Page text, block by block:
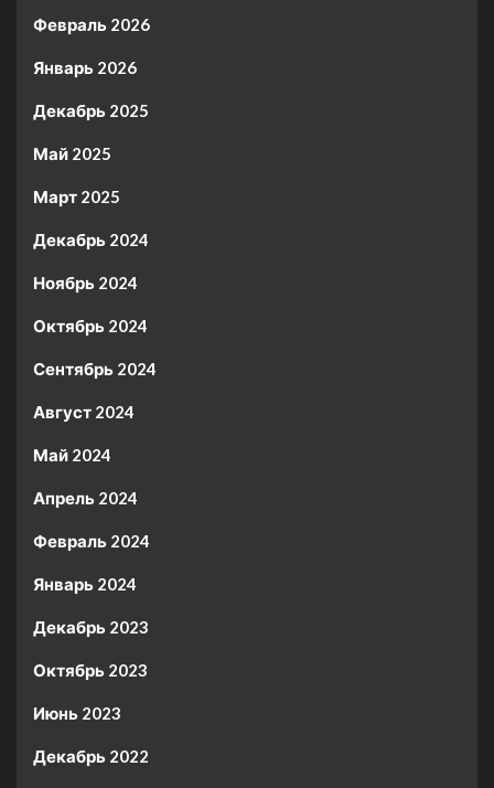
Февраль 2026
Январь 2026
Декабрь 2025
Май 2025
Март 2025
Декабрь 2024
Ноябрь 2024
Октябрь 2024
Сентябрь 2024
Август 2024
Май 2024
Апрель 2024
Февраль 2024
Январь 2024
Декабрь 2023
Октябрь 2023
Июнь 2023
Декабрь 2022